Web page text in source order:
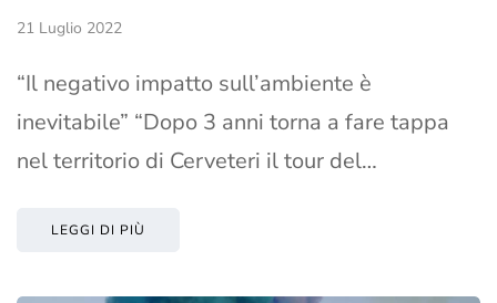
21 Luglio 2022
“Il negativo impatto sull’ambiente è
inevitabile” “Dopo 3 anni torna a fare tappa
nel territorio di Cerveteri il tour del…
LEGGI DI PIÙ